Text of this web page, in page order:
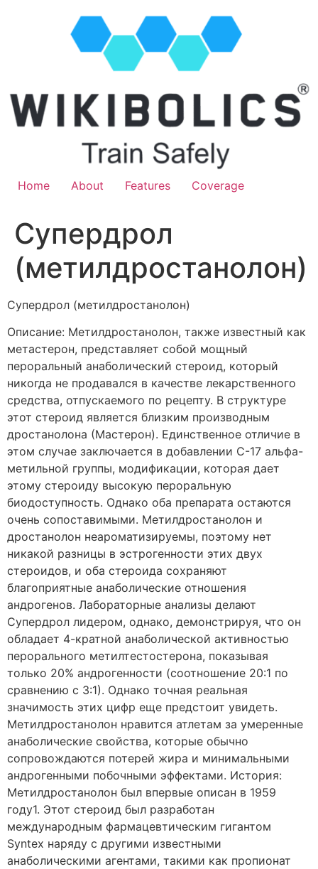
Home About Features Coverage
Супердрол
(метилдростанолон)
Супердрол (метилдростанолон)
Описание: Метилдростанолон, также известный как
метастерон, представляет собой мощный
пероральный анаболический стероид, который
никогда не продавался в качестве лекарственного
средства, отпускаемого по рецепту. В структуре
этот стероид является близким производным
дростанолона (Мастерон). Единственное отличие в
этом случае заключается в добавлении C-17 альфа-
метильной группы, модификации, которая дает
этому стероиду высокую пероральную
биодоступность. Однако оба препарата остаются
очень сопоставимыми. Метилдростанолон и
дростанолон неароматизируемы, поэтому нет
никакой разницы в эстрогенности этих двух
стероидов, и оба стероида сохраняют
благоприятные анаболические отношения
андрогенов. Лабораторные анализы делают
Супердрол лидером, однако, демонстрируя, что он
обладает 4-кратной анаболической активностью
перорального метилтестостерона, показывая
только 20% андрогенности (соотношение 20:1 по
сравнению с 3:1). Однако точная реальная
значимость этих цифр еще предстоит увидеть.
Метилдростанолон нравится атлетам за умеренные
анаболические свойства, которые обычно
сопровождаются потерей жира и минимальными
андрогенными побочными эффектами. История:
Метилдростанолон был впервые описан в 1959
году1. Этот стероид был разработан
международным фармацевтическим гигантом
Syntex наряду с другими известными
анаболическими агентами, такими как пропионат